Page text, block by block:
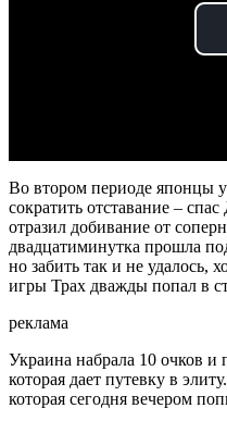
Во втором периоде японцы
сократить отставание –
отразил добивание от
двадцатиминутка прошла
но забить так и не удалось,
игры Трах дважды попал в
реклама
Украина набрала 10 очков и
которая дает путевку в
которая сегодня вечером